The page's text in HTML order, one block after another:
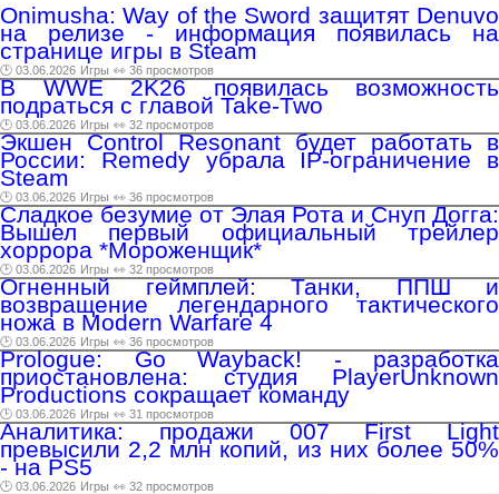
Onimusha: Way of the Sword защитят Denuvo
на релизе - информация появилась на
странице игры в Steam
🕑 03.06.2026 Игры 👀 36 просмотров
В WWE 2K26 появилась возможность
подраться с главой Take-Two
🕑 03.06.2026 Игры 👀 32 просмотров
Экшен Control Resonant будет работать в
России: Remedy убрала IP-ограничение в
Steam
🕑 03.06.2026 Игры 👀 36 просмотров
Сладкое безумие от Элая Рота и Снуп Догга:
Вышел первый официальный трейлер
хоррора *Мороженщик*
🕑 03.06.2026 Игры 👀 32 просмотров
Огненный геймплей: Танки, ППШ и
возвращение легендарного тактического
ножа в Modern Warfare 4
🕑 03.06.2026 Игры 👀 36 просмотров
Prologue: Go Wayback! - разработка
приостановлена: студия PlayerUnknown
Productions сокращает команду
🕑 03.06.2026 Игры 👀 31 просмотров
Аналитика: продажи 007 First Light
превысили 2,2 млн копий, из них более 50%
- на PS5
🕑 03.06.2026 Игры 👀 32 просмотров